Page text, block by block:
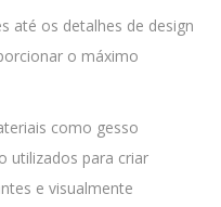
até os detalhes de design
o máximo
como gesso
utilizados para criar
e visualmente